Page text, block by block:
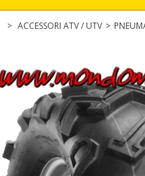
> ACCESSORI ATV / UTV >